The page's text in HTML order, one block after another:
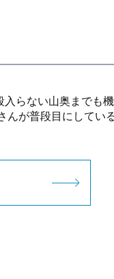
入らない山奥までも
んが普段目にしてい